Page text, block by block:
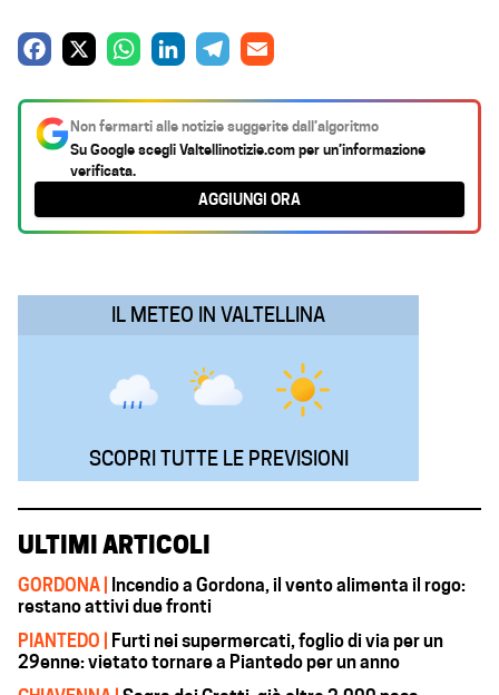
c
e
b
o
X
W
t
s
A
k
e
d
e
g
r
a
i
l
Non fermarti alle notizie suggerite dall’algoritmo
Su Google scegliValtellinotizie.comper un’informazione
verificata.
AGGIUNGI ORA
IL METEO IN VALTELLINA
SCOPRI TUTTE LE PREVISIONI
ULTIMI ARTICOLI
GORDONA | Incendio a Gordona, il vento alimenta il rogo:
restano attivi due fronti
PIANTEDO | Furti nei supermercati, foglio di via per un
29enne: vietato tornare a Piantedo per un anno